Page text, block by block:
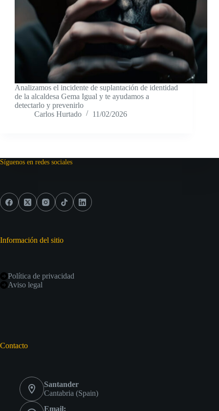
Analizamos el incidente de suplantación de identidad
de la alcaldesa Gema Igual y te ayudamos a
detectarlo y prevenirlo
Carlos Hurtado
11/02/2026
Síguenos en redes sociales
Información del sitio
Política de privacidad
Aviso legal
Contacto
Santander
Cantabria (Spain)
Email: